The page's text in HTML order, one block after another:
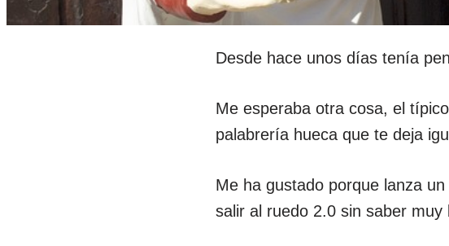
Desde hace unos días tenía
Me esperaba otra cosa, el
palabrería hueca que te deja
Me ha gustado porque lanza
salir al ruedo 2.0 sin saber muy